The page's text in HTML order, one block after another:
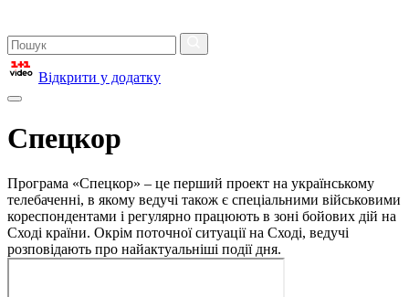
Відкрити у додатку
Спецкор
Програма «Спецкор» – це перший проект на українському
телебаченні, в якому ведучі також є спеціальними військовими
кореспондентами і регулярно працюють в зоні бойових дій на
Сході країни. Окрім поточної ситуації на Сході, ведучі
розповідають про найактуальніші події дня.